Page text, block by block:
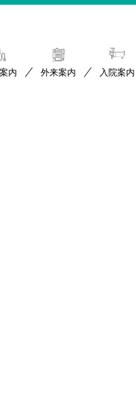
内 外来案内 入院案内